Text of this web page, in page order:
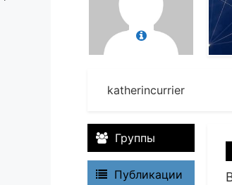
katherincurrier
Группы
Публикации